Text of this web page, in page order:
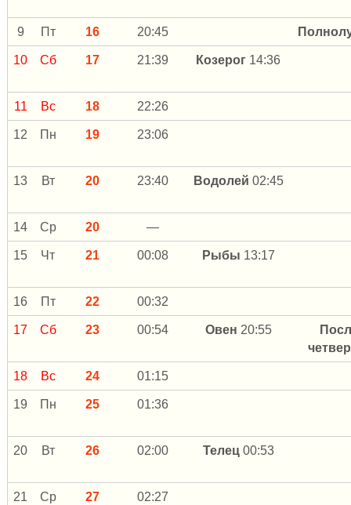
9 Пт 16 20:45
10 Сб 17 21:39 Козерог 14:36
11 Вс 18 22:26
12 Пн 19 23:06
13 Вт 20 23:40 Водолей 02:45
14 Ср 20 —
15 Чт 21 00:08 Рыбы 13:17
16 Пт 22 00:32
17 Сб 23 00:54 Овен 20:55
18 Вс 24 01:15
19 Пн 25 01:36
20 Вт 26 02:00 Телец00:53
21 Ср 27 02:27